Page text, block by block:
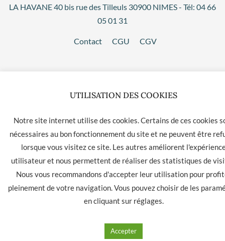
LA HAVANE 40 bis rue des Tilleuls 30900 NIMES - Tél: 04 66
05 01 31
Contact CGU CGV
UTILISATION DES COOKIES
Notre site internet utilise des cookies. Certains de ces cookies
nécessaires au bon fonctionnement du site et ne peuvent être
lorsque vous visitez ce site. Les autres améliorent
utilisateur et nous permettent de réaliser des statistiques de
Nous vous recommandons d'accepter leur utilisation pour
pleinement de votre navigation. Vous pouvez choisir de les
en cliquant sur réglages.
Accepter